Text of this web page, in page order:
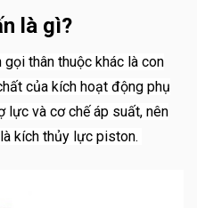
là gì?
thân thuộc khác là con
của kích hoạt động phụ
lực và cơ chế áp suất, nên
kích thủy lực piston.